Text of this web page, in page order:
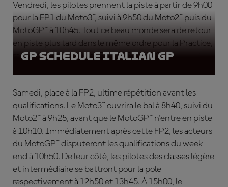
Vendredi, les pilotes prennent la piste à partir de 9h00
pour la FP1 du Moto3™, suivi à 9h50 du Moto2™ puis du
MotoGP™ à 10h45. Tout ce beau monde sera de retour
en piste plus tard dans le même ordre pour la Practice,
respectivement à 13h15, 14h05 et 15h00.
GP Schedule Italian GP
Samedi, place à la FP2, ultime répétition avant les
qualifications. Le Moto3™ ouvrira le bal à 8h40, suivi du
Moto2™ à 9h25, avant que le MotoGP™ n'entre en piste
à 10h10. Immédiatement après cette FP2, les acteurs
du MotoGP™ disputeront les qualifications du week-
end à 10h50. De leur côté, les pilotes des classes légère
et intermédiaire se battront pour la pole
respectivement à 12h50 et 13h45. À 15h00, le